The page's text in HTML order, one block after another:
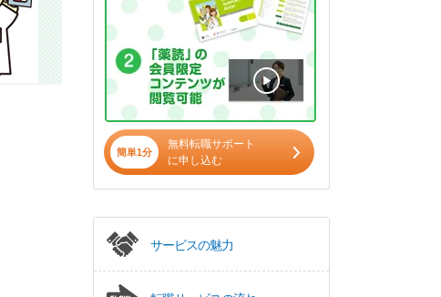
簡単1分
無料転職サポート
に申し込む
サービスの魅力